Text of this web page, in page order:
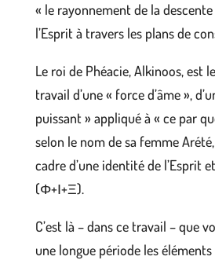
« le rayonnement de la
l’Esprit à travers les plans de
Le roi de Phéacie, Alkinoos, est
travail d’une « force d’âme »,
puissant » appliqué à « ce par
selon le nom de sa femme
cadre d’une identité de l’Esprit
(Φ+Ι+Ξ).
C’est là – dans ce travail – que
une longue période les